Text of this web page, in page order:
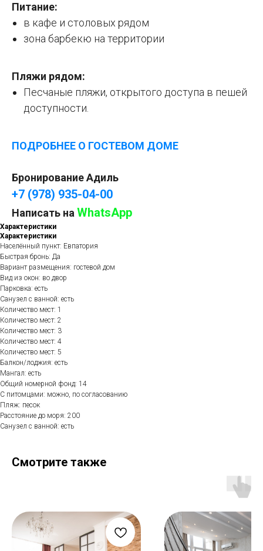
Питание:
в кафе и столовых рядом
зона барбекю на территории
Пляжи рядом:
Песчаные пляжи, открытого доступа в пешей
доступности.
ПОДРОБНЕЕ О ГОСТЕВОМ ДОМЕ
Бронирование Адиль
+7 (978) 935-04-00
Написать наWhatsApp
Характеристики
Характеристики
Населённый пункт: Евпатория
Быстрая бронь: Да
Вариант размещения: гостевой дом
Вид из окон: во двор
Парковка: есть
Санузел с ванной: есть
Количество мест: 1
Количество мест: 2
Количество мест: 3
Количество мест: 4
Количество мест: 5
Балкон/лоджия: есть
Мангал: есть
Общий номерной фонд: 14
С питомцами: можно, по согласованию
Пляж: песок
Расстояние до моря: 200
Санузел с ванной: есть
Смотрите также